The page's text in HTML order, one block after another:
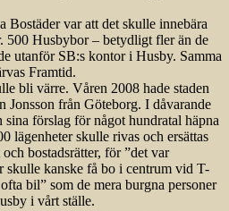
Bostäder var att det skulle innebära
500 Husbybor – betydligt fler än de
utanför SB:s kontor i Husby. Samma
Framtid.
bli värre. Våren 2008 hade staden
Jonsson från Göteborg. I dåvarande
förslag för något hundratal häpna
lägenheter skulle rivas och ersättas
bostadsrätter, för ”det var
skulle kanske få bo i centrum vid T-
bil” som de mera burgna personer
i vårt ställe.